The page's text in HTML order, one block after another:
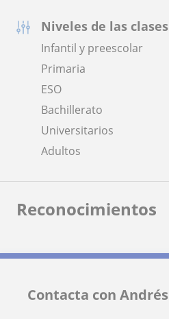
Niveles de las clases
Infantil y preescolar
Primaria
ESO
Bachillerato
Universitarios
Adultos
Reconocimientos
Contacta con Andrés